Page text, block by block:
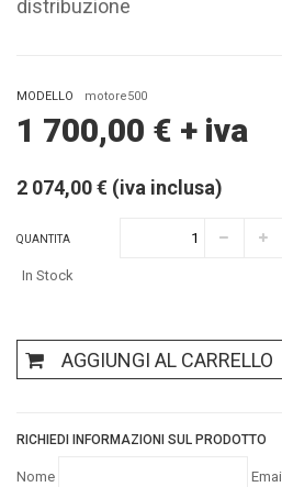
distribuzione
MODELLO motore500
1 700,00 € + iva
2 074,00 € (iva inclusa)
QUANTITA
In Stock
AGGIUNGI AL CARRELLO
RICHIEDI INFORMAZIONI SUL PRODOTTO
Nome Email